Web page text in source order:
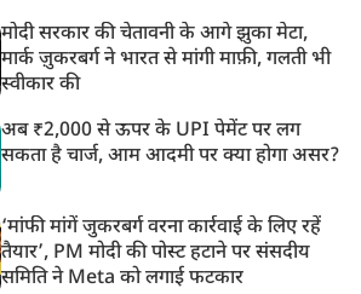
मोदी सरकार की चेतावनी के आगे झुका मेटा,
मार्क ज़ुकरबर्ग ने भारत से मांगी माफ़ी, गलती भी
स्वीकार की
अब ₹2,000 से ऊपर के UPI पेमेंट पर लग
सकता है चार्ज, आम आदमी पर क्या होगा असर?
‘मांफी मांगें जुकरबर्ग वरना कार्रवाई के लिए रहें
तैयार’, PM मोदी की पोस्ट हटाने पर संसदीय
समिति ने Meta को लगाई फटकार